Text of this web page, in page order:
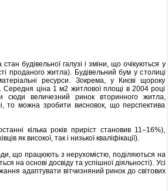
будівельної галузі і зміни, що очікуються у
проданого житла). Будівельний бум у столиці
ресурси. Зокрема, у Києві щороку
ціна 1 м2 житлової площі в 2004 році
величезний ринок вторинного житла,
то можна зробити висновок, що перспектива
кілька років приріст становив 11–16%),
як високої, так і низької кваліфікації).
що працюють з нерухомістю, поділяються на
на основі досвіду та успішної діяльності). Усі
адаптувати вітчизняний ринок до світових